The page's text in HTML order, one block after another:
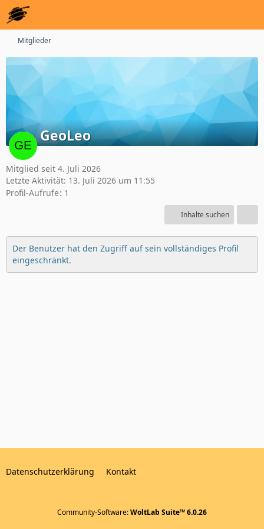
Mitglieder
GeoLeo
Mitglied seit 4. Juli 2026
Letzte Aktivität: 13. Juli 2026 um 11:55
Profil-Aufrufe 1
Inhalte suchen
Der Benutzer hat den Zugriff auf sein vollständiges Profil
eingeschränkt.
Datenschutzerklärung Kontakt
Community-Software:WoltLab Suite™ 6.0.26